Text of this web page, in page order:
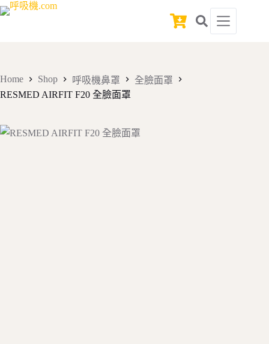
Skip
to
Shopping
Home Shop 呼吸機鼻罩
全臉面罩
RESMED AIRFIT F20 全臉面罩